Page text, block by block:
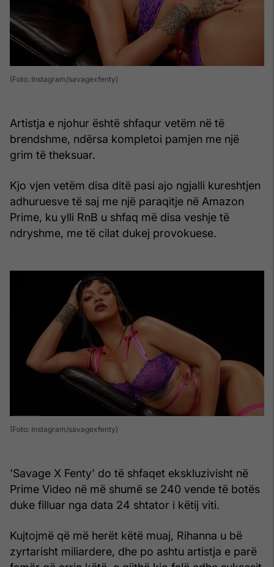
(Foto: Instagram/savagexfenty)
Artistja e njohur është shfaqur vetëm në të
brendshme, ndërsa kompletoi pamjen me një
grim të theksuar.
Kjo vjen vetëm disa ditë pasi ajo ngjalli kureshtjen
adhuruesve të saj me një paraqitje në Amazon
Prime, ku ylli RnB u shfaq më disa veshje të
ndryshme, me të cilat dukej provokuese.
(Foto: Instagram/savagexfenty)
'Savage X Fenty' do të shfaqet ekskluzivisht në
Prime Video në më shumë se 240 vende të botës
duke filluar nga data 24 shtator i këtij viti.
Kujtojmë që më herët këtë muaj, Rihanna u bë
zyrtarisht miliardere, dhe po ashtu artistja e parë